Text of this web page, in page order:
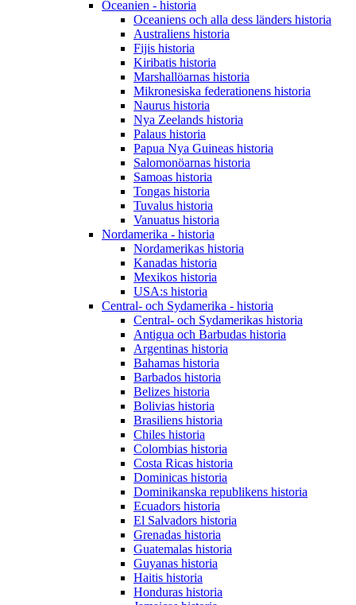
Oceanien - historia
Oceaniens och alla dess länders historia
Australiens historia
Fijis historia
Kiribatis historia
Marshallöarnas historia
Mikronesiska federationens historia
Naurus historia
Nya Zeelands historia
Palaus historia
Papua Nya Guineas historia
Salomonöarnas historia
Samoas historia
Tongas historia
Tuvalus historia
Vanuatus historia
Nordamerika - historia
Nordamerikas historia
Kanadas historia
Mexikos historia
USA:s historia
Central- och Sydamerika - historia
Central- och Sydamerikas historia
Antigua och Barbudas historia
Argentinas historia
Bahamas historia
Barbados historia
Belizes historia
Bolivias historia
Brasiliens historia
Chiles historia
Colombias historia
Costa Ricas historia
Dominicas historia
Dominikanska republikens historia
Ecuadors historia
El Salvadors historia
Grenadas historia
Guatemalas historia
Guyanas historia
Haitis historia
Honduras historia